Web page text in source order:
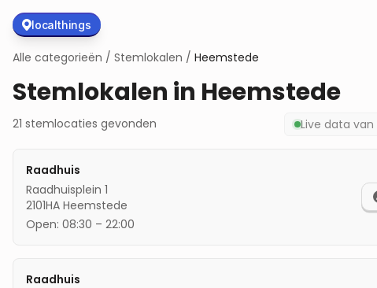
localthings
Alle categorieën / Stemlokalen / Heemstede
Stemlokalen in Heemstede
21 stemlocaties gevonden Live data van
Raadhuis
Raadhuisplein 1
2101HA Heemstede
Open: 08:30 – 22:00
Raadhuis